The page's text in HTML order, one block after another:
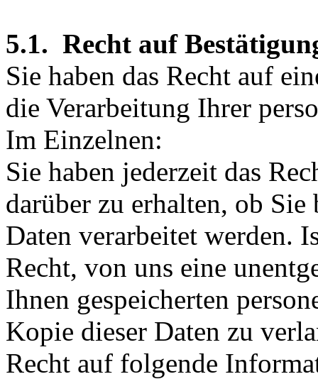
5.1. Recht auf
Sie haben das Recht auf
die Verarbeitung Ihrer
Im Einzelnen:
Sie haben jederzeit das
darüber zu erhalten, ob Sie
Daten verarbeitet werden.
Recht, von uns eine
Ihnen gespeicherten
Kopie dieser Daten zu
Recht auf folgende